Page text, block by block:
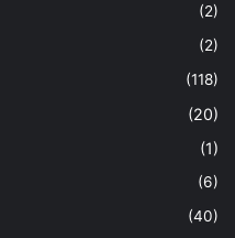
(2)
(2)
(118)
(20)
(1)
(6)
(40)